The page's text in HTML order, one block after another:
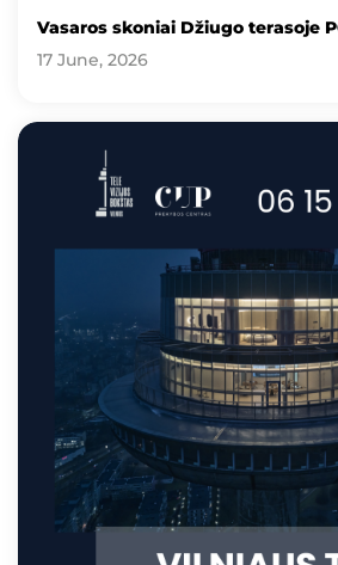
Vasaros skoniai Džiugo terasoje
17 June, 2026